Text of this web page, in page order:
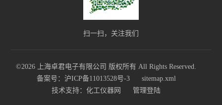
扫一扫，关注我们
©2026 上海卓君电子有限公司 版权所有 All Rights Reserved.
备案号：沪ICP备11013528号-3
sitemap.xml
技术支持： 化工仪器网 管理登陆